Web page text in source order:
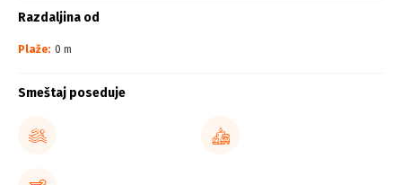
Razdaljina od
Plaže: 0 m
Smeštaj poseduje